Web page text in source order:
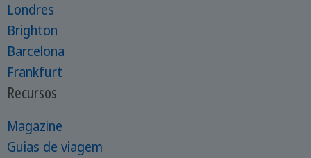
Londres
Brighton
Barcelona
Frankfurt
Recursos
Magazine
Guias de viagem